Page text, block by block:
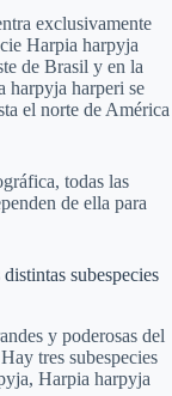
exclusivamente
Harpia harpyja
de Brasil y en la
harpyja harperi se
el norte de América
todas las
de ella para
subespecies
y poderosas del
tres subespecies
Harpia harpyja